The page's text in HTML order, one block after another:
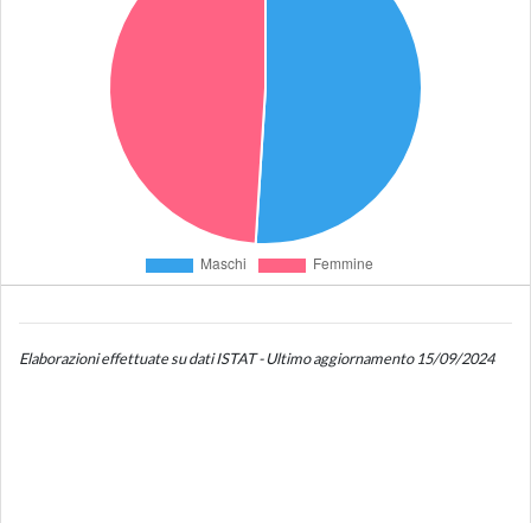
Elaborazioni effettuate su dati ISTAT - Ultimo aggiornamento 15/09/2024